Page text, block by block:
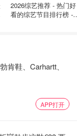
6011
civile (未婚
理 Nulla Osta
时间。公告完成
2026综艺推荐 - 热门好
看的综艺节目排行榜 -
肯鞋、Carhartt、
APP打开